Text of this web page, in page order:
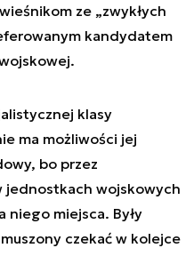
ze „zwykłych
kandydatem
klasy
ma możliwości jej
bo przez
jednostkach wojskowych
niego miejsca. Były
czekać w kolejce